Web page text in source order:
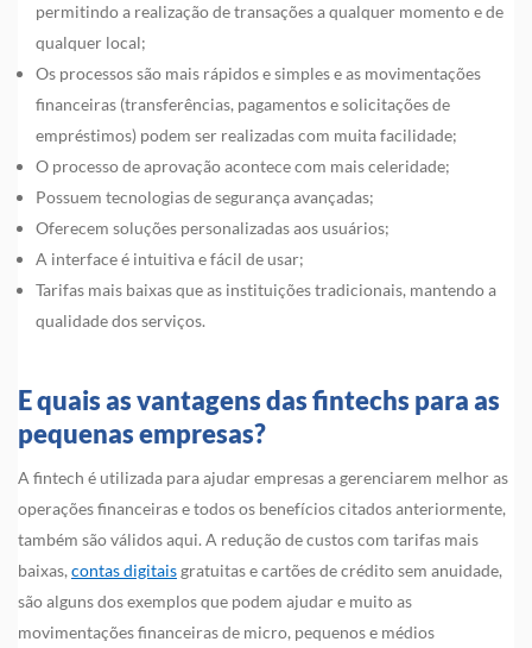
permitindo a realização de transações a qualquer momento e de
qualquer local;
Os processos são mais rápidos e simples e as movimentações
financeiras (transferências, pagamentos e solicitações de
empréstimos) podem ser realizadas com muita facilidade;
O processo de aprovação acontece com mais celeridade;
Possuem tecnologias de segurança avançadas;
Oferecem soluções personalizadas aos usuários;
A interface é intuitiva e fácil de usar;
Tarifas mais baixas que as instituições tradicionais, mantendo a
qualidade dos serviços.
E quais as vantagens das fintechs para as
pequenas empresas?
A fintech é utilizada para ajudar empresas a gerenciarem melhor as
operações financeiras e todos os benefícios citados anteriormente,
também são válidos aqui. A redução de custos com tarifas mais
baixas, contas digitaisgratuitas e cartões de crédito sem anuidade,
são alguns dos exemplos que podem ajudar e muito as
movimentações financeiras de micro, pequenos e médios